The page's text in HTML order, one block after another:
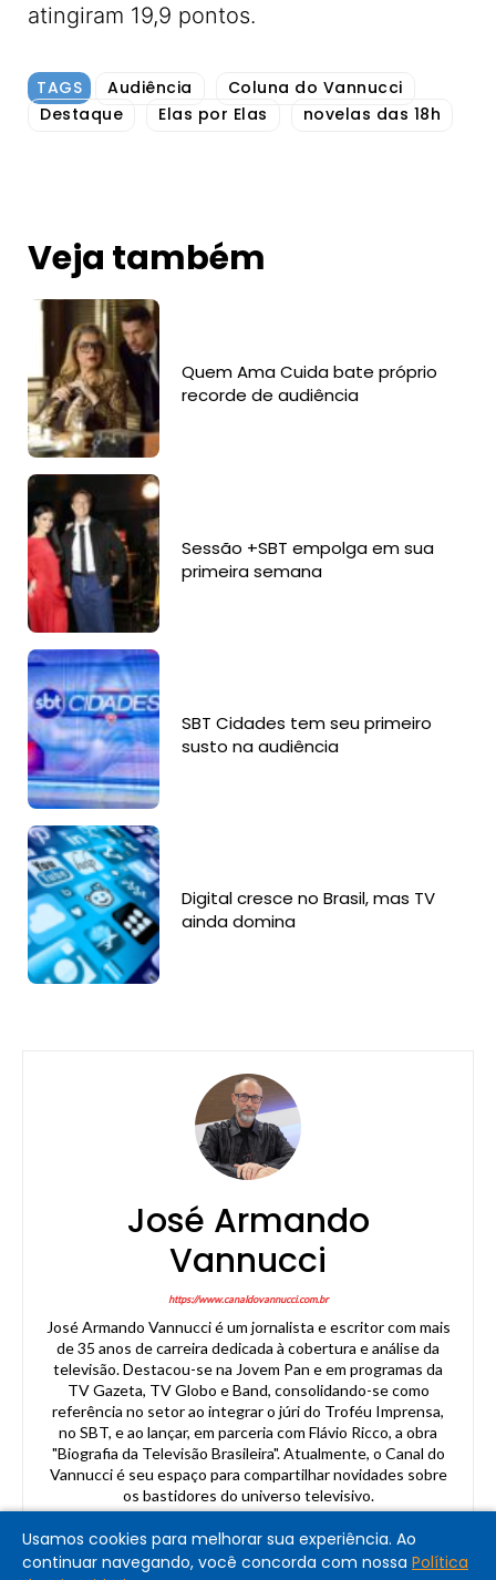
atingiram 19,9 pontos.
TAGS Audiência
Coluna do Vannucci
Destaque
Elas por Elas novelas das 18h
Veja também
Quem Ama Cuida bate próprio
recorde de audiência
Sessão +SBT empolga em sua
primeira semana
SBT Cidades tem seu primeiro
susto na audiência
Digital cresce no Brasil, mas TV
ainda domina
José Armando
Vannucci
https://www.canaldovannucci.com.br
José Armando Vannucci é um jornalista e escritor com mais
de 35 anos de carreira dedicada à cobertura e análise da
televisão. Destacou-se na Jovem Pan e em programas da
TV Gazeta, TV Globo e Band, consolidando-se como
referência no setor ao integrar o júri do Troféu Imprensa,
no SBT, e ao lançar, em parceria com Flávio Ricco, a obra
"Biografia da Televisão Brasileira". Atualmente, o Canal do
Vannucci é seu espaço para compartilhar novidades sobre
os bastidores do universo televisivo.
Usamos cookies para melhorar sua experiência. Ao
continuar navegando, você concorda com nossa Política